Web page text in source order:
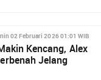
02 Februari 2026 01:01 WIB
Kencang, Alex
Jelang